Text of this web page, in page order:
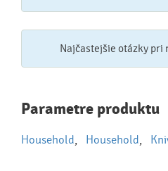
Najčastejšie otázky pri
Najčastejšie otázky
reklamných predmetov
Ako realizujete potlač na
Parametre produktu
Household Household